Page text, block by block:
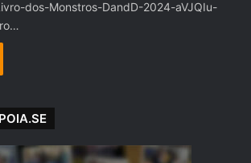
dos-Monstros-DandD-2024-aVJQIu-